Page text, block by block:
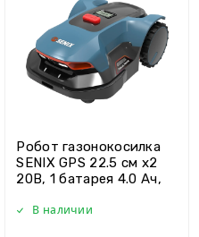
Робот газонокосилка
SENIX GPS 22.5 см х2
20В, 1 батарея 4.0 Ач,
LR225-H-EU
В наличии